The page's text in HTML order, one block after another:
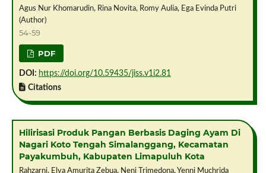
Agus Nur Khomarudin, Rina Novita, Romy Aulia, Ega Evinda Putri
(Author)
54-59
PDF
DOI: https://doi.org/10.59435/jiss.v1i2.81
Citations
Hilirisasi Produk Pangan Berbasis Daging Ayam Di
Nagari Koto Tengah Simalanggang, Kecamatan
Payakumbuh, Kabupaten Limapuluh Kota
Rahzarni, Elva Amurita Zebua, Neni Trimedona, Yenni Muchrida